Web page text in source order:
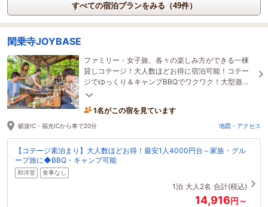
すべての宿泊プランをみる（49件）
閑乗寺JOYBASE
ファミリー・女子旅、各々の楽しみ方ができる一棟
貸しコテージ！大人数ほどお得に宿泊可能！コテー
ジでゆっくり＆キャンプBBQでワクワク！大型遊具
で子ども大満足＆夜は満天の星に包まれる癒しの空
1名がこの宿を見ています
砺波IC・福光ICから車で20分 地図・アクセス
【コテージ素泊まり】大人数ほどお得！最安1人4000円台～家族・グル
ープ旅に◆BBQ・キャンプ可能
和洋室 食事なし
1泊 大人2名 合計(税込)
14,916円～